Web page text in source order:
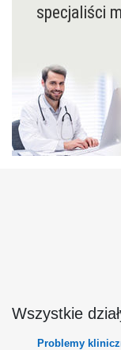
specjaliści
Wszystkie
Problemy